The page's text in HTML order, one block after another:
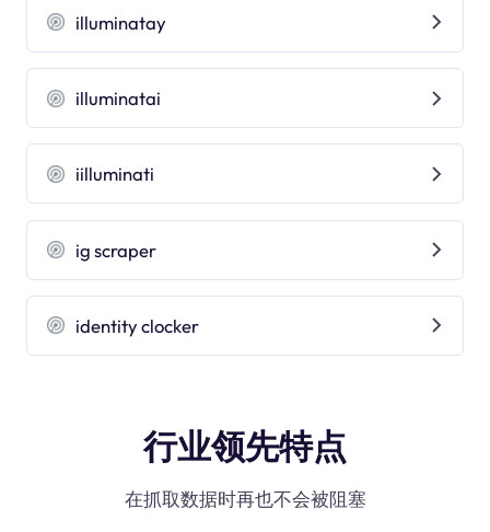
illuminatay
illuminatai
iilluminati
ig scraper
identity clocker
行业领先特点
在抓取数据时再也不会被阻塞